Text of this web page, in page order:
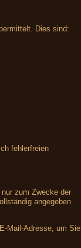
Dies sind:
fehlerfreien
zum Zwecke der
angegeben
Mail-Adresse, um Sie